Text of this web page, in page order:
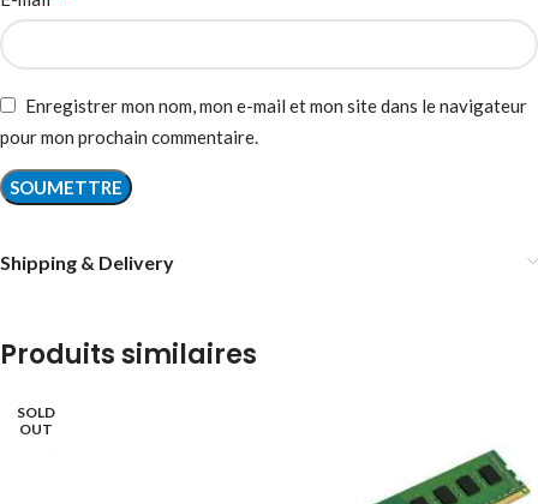
Enregistrer mon nom, mon e-mail et mon site dans le navigateur
pour mon prochain commentaire.
Shipping & Delivery
Produits similaires
SOLD
OUT